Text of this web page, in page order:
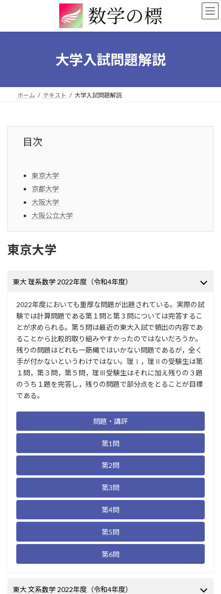
ン
ー
大学入試問題解説
ホーム テキスト 大学入試問題解説
目次
東京大学
京都大学
大阪大学
大阪公立大学
東京大学
東大 理系数学 2022年度（令和4年度）
2022年度においても重厚な問題が出題されている。実際の試
験では計算問題である第１問と第３問については完答するこ
とが求められる。第５問は最近の東大入試で頻出の内容であ
ることから比較的取り組みやすかったのではないだろうか。
残りの問題はどれも一筋縄ではいかない問題であるが，全く
手が付かないというわけではない。理Ⅰ，理Ⅱの受験生は第
１問，第３問，第５問，理Ⅲ受験生はそれに加え残りの３題
のうち１題を完答し，残りの問題で部分点をとることが目標
である。
問題・講評
第1問
第2問
第3問
第4問
第5問
第6問
東大 文系数学 2022年度（令和4年度）